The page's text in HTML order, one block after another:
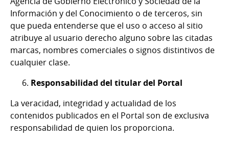
Información y del Conocimiento o de terceros, sin
que pueda entenderse que el uso o acceso al sitio
atribuye al usuario derecho alguno sobre las citadas
marcas, nombres comerciales o signos distintivos de
cualquier clase.
Responsabilidad del titular del Portal
La veracidad, integridad y actualidad de los
contenidos publicados en el Portal son de exclusiva
responsabilidad de quien los proporciona.